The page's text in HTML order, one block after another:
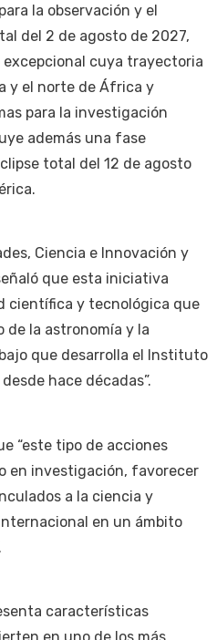
la observación y el
del 2 de agosto de 2027,
cuya trayectoria
y el norte de África y
para la investigación
además una fase
total del 12 de agosto
Ciencia e Innovación y
que esta iniciativa
científica y tecnológica que
de la astronomía y la
que desarrolla el Instituto
hace décadas”.
“este tipo de acciones
en investigación, favorecer
a la ciencia y
en un ámbito
características